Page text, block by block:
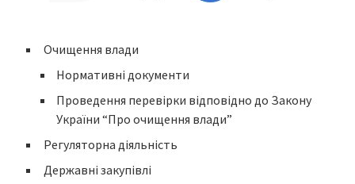
Очищення влади
Нормативні документи
Проведення перевірки відповідно до Закону
України “Про очищення влади”
Регуляторна діяльність
Державні закупівлі